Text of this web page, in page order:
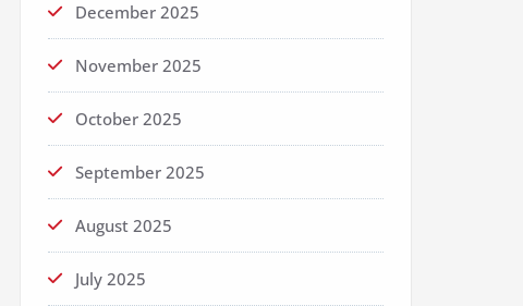
December 2025
November 2025
October 2025
September 2025
August 2025
July 2025